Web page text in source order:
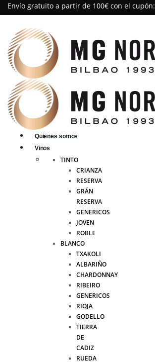
Envío gratuito a partir de 100€ con el cupón:
Quienes somos
Vinos
TINTO
CRIANZA
RESERVA
GRÁN
RESERVA
GENERICOS
JOVEN
ROBLE
BLANCO
TXAKOLI
ALBARIÑO
CHARDONNAY
RIBEIRO
GENERICOS
RIOJA
GODELLO
TIERRA
DE
CADIZ
RUEDA